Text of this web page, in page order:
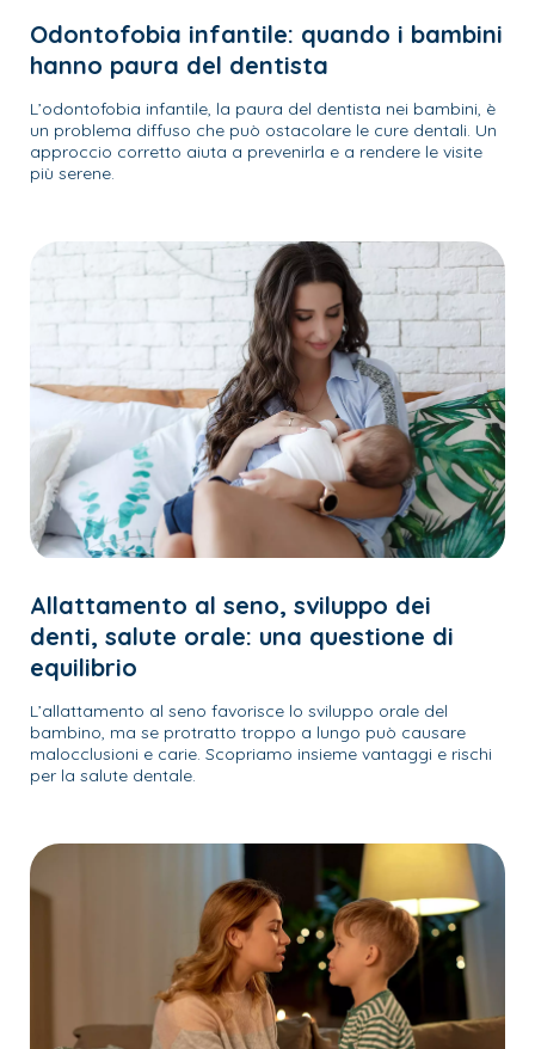
Odontofobia infantile: quando i bambini
hanno paura del dentista
L’odontofobia infantile, la paura del dentista nei bambini, è
un problema diffuso che può ostacolare le cure dentali. Un
approccio corretto aiuta a prevenirla e a rendere le visite
più serene.
Allattamento al seno, sviluppo dei
denti, salute orale: una questione di
equilibrio
L’allattamento al seno favorisce lo sviluppo orale del
bambino, ma se protratto troppo a lungo può causare
malocclusioni e carie. Scopriamo insieme vantaggi e rischi
per la salute dentale.